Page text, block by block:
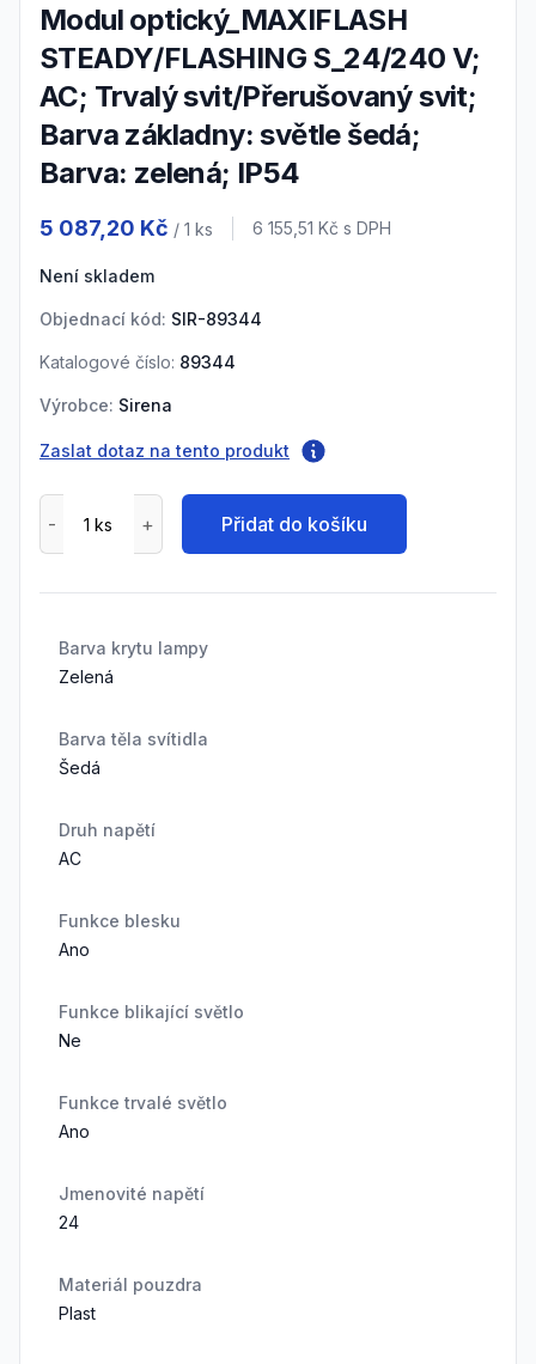
Modul optický_MAXIFLASH
STEADY/FLASHING S_24/240 V;
AC; Trvalý svit/Přerušovaný svit;
Barva základny: světle šedá;
Barva: zelená; IP54
5 087,20 Kč / 1 ks Cena s DPH
6 155,51 Kč s DPH
Není skladem
Objednací kód: SIR-89344
Katalogové číslo: 89344
Výrobce: Sirena
Zaslat dotaz na tento produkt
Přidat do košíku
Barva krytu lampy
Zelená
Barva těla svítidla
Šedá
Druh napětí
AC
Funkce blesku
Ano
Funkce blikající světlo
Ne
Funkce trvalé světlo
Ano
Jmenovité napětí
24
Materiál pouzdra
Plast